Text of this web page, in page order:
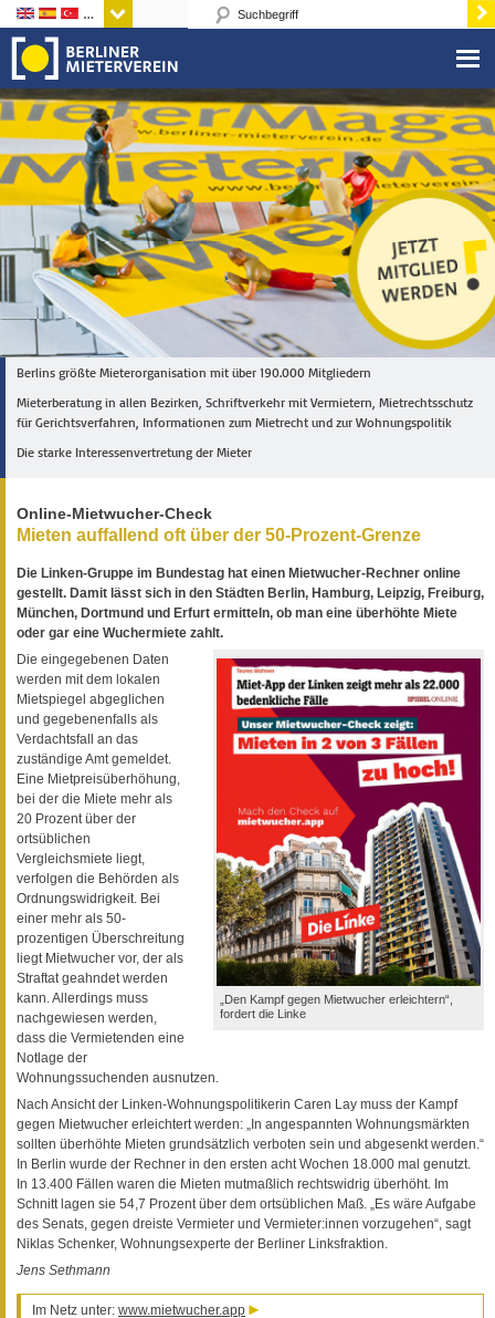
Sprachen
Berlins größte Mieterorganisation mit über 190.000 Mitgliedern
Mieterberatung in allen Bezirken, Schriftverkehr mit Vermietern, Mietrechtsschutz
für Gerichtsverfahren, Informationen zum Mietrecht und zur Wohnungspolitik
Die starke Interessenvertretung der Mieter
Online-Mietwucher-Check
Mieten auffallend oft über der 50-Prozent-Grenze
Die Linken-Gruppe im Bundestag hat einen Mietwucher-Rechner online
gestellt. Damit lässt sich in den Städten Berlin, Hamburg, Leipzig, Freiburg,
München, Dortmund und Erfurt ermitteln, ob man eine überhöhte Miete
oder gar eine Wuchermiete zahlt.
„Den Kampf gegen Mietwucher erleichtern“,
fordert die Linke
Die eingegebenen Daten
werden mit dem lokalen
Mietspiegel abgeglichen
und gegebenenfalls als
Verdachtsfall an das
zuständige Amt gemeldet.
Eine Mietpreisüberhöhung,
bei der die Miete mehr als
20 Prozent über der
ortsüblichen
Vergleichsmiete liegt,
verfolgen die Behörden als
Ordnungswidrigkeit. Bei
einer mehr als 50-
prozentigen Überschreitung
liegt Mietwucher vor, der als
Straftat geahndet werden
kann. Allerdings muss
nachgewiesen werden,
dass die Vermietenden eine
Notlage der
Wohnungssuchenden ausnutzen.
Nach Ansicht der Linken-Wohnungspolitikerin Caren Lay muss der Kampf
gegen Mietwucher erleichtert werden: „In angespannten Wohnungsmärkten
sollten überhöhte Mieten grundsätzlich verboten sein und abgesenkt werden.“
In Berlin wurde der Rechner in den ersten acht Wochen 18.000 mal genutzt.
In 13.400 Fällen waren die Mieten mutmaßlich rechtswidrig überhöht. Im
Schnitt lagen sie 54,7 Prozent über dem ortsüblichen Maß. „Es wäre Aufgabe
des Senats, gegen dreiste Vermieter und Vermieter:innen vorzugehen“, sagt
Niklas Schenker, Wohnungsexperte der Berliner Linksfraktion.
Jens Sethmann
Im Netz unter: www.mietwucher.app